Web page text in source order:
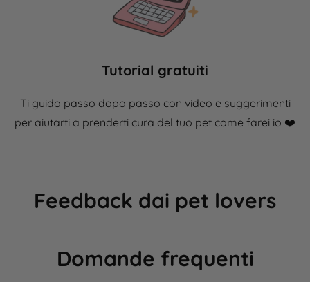
Tutorial gratuiti
Ti guido passo dopo passo con video e suggerimenti
per aiutarti a prenderti cura del tuo pet come farei io ❤️​
Feedback dai pet lovers
Domande frequenti